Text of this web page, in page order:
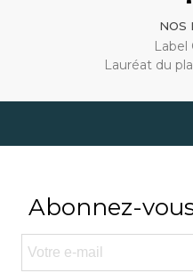
NOS
Label
Lauréat du
Abonnez-